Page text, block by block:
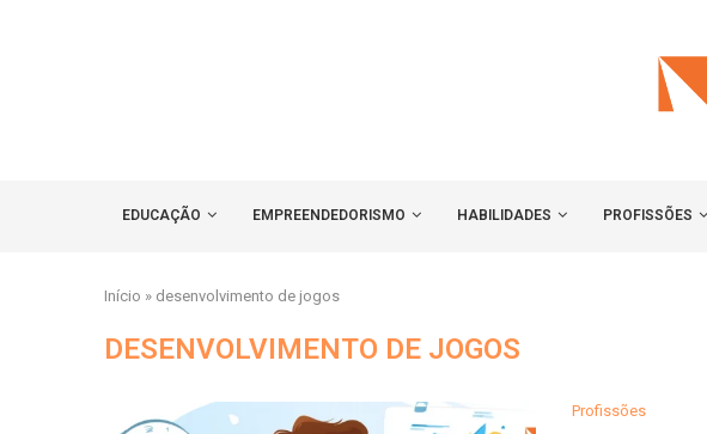
EDUCAÇÃO EMPREENDEDORISMO HABILIDADES PROFISSÕES
Início » desenvolvimento de jogos
DESENVOLVIMENTO DE JOGOS
Profissões